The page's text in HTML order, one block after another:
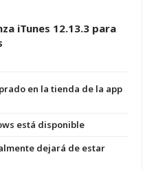
iTunes 12.13.3 para
en la tienda de la app
está disponible
dejará de estar